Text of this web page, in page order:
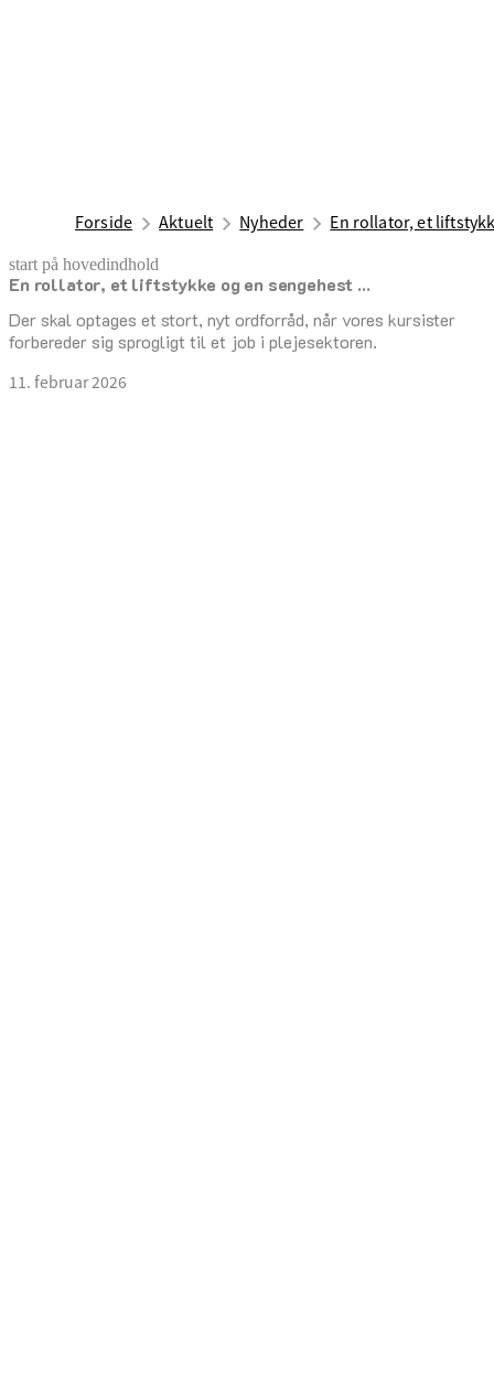
Forside Aktuelt Nyheder En rollator, et
start på hovedindhold
En rollator, et liftstykke og en sengehest ...
Der skal optages et stort, nyt ordforråd, når vores kursister
forbereder sig sprogligt til et job i plejesektoren.
11. februar 2026
senest opdateret 20. april 2026